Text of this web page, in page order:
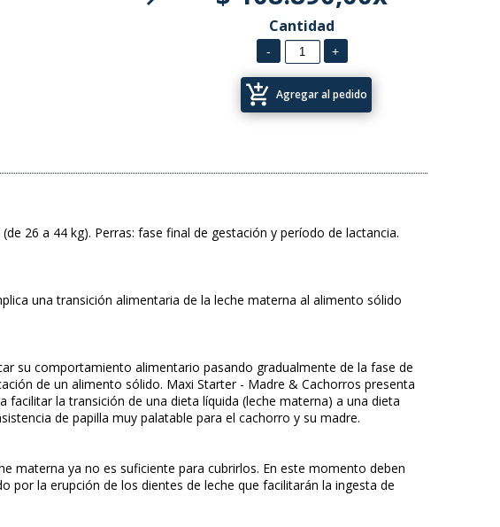
Cantidad
add_shopping_cart Agregar al pedido
26 a 44 kg). Perras: fase final de gestación y período de lactancia.
una transición alimentaria de la leche materna al alimento sólido
su comportamiento alimentario pasando gradualmente de la fase de
de un alimento sólido. Maxi Starter - Madre & Cachorros presenta
la transición de una dieta líquida (leche materna) a una dieta
de papilla muy palatable para el cachorro y su madre.
materna ya no es suficiente para cubrirlos. En este momento deben
la erupción de los dientes de leche que facilitarán la ingesta de